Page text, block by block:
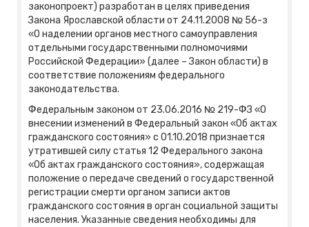
законопроект) разработан в целях приведения
Закона Ярославской области от 24.11.2008 № 56-з
«О наделении органов местного самоуправления
отдельными государственными полномочиями
Российской Федерации» (далее – Закон области) в
соответствие положениям федерального
законодательства.
Федеральным законом от 23.06.2016 № 219-ФЗ «О
внесении изменений в Федеральный закон «Об актах
гражданского состояния» с 01.10.2018 признается
утратившей силу статья 12 Федерального закона
«Об актах гражданского состояния», содержащая
положение о передаче сведений о государственной
регистрации смерти органом записи актов
гражданского состояния в орган социальной защиты
населения. Указанные сведения необходимы для